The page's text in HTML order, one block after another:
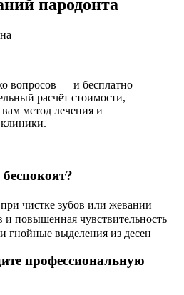
пародонта
вопросов — и бесплатно
расчёт стоимости,
метод лечения и
чистке зубов или жевании
и повышенная чувствительность
гнойные выделения из десен
профессиональную